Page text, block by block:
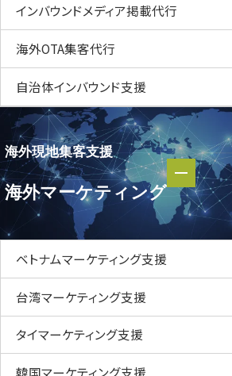
インバウンドメディア掲載代行
海外OTA集客代行
自治体インバウンド支援
海外現地集
海外マー
海外現地集客支援
海外マーケティング
ベトナムマーケティング支援
台湾マーケティング支援
タイマーケティング支援
韓国マーケティング支援